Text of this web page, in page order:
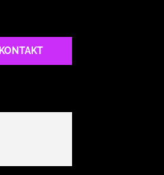
KONTAKT